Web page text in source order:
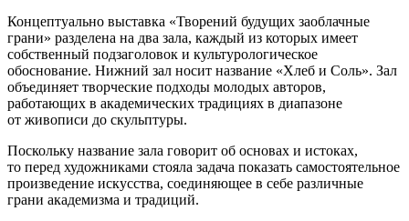
Концептуально выставка «Творений будущих заоблачные
грани» разделена на два зала, каждый из которых имеет
собственный подзаголовок и культурологическое
обоснование. Нижний зал носит название «Хлеб и Соль». Зал
объединяет творческие подходы молодых авторов,
работающих в академических традициях в диапазоне
от живописи до скульптуры.
Поскольку название зала говорит об основах и истоках,
то перед художниками стояла задача показать самостоятельное
произведение искусства, соединяющее в себе различные
грани академизма и традиций.